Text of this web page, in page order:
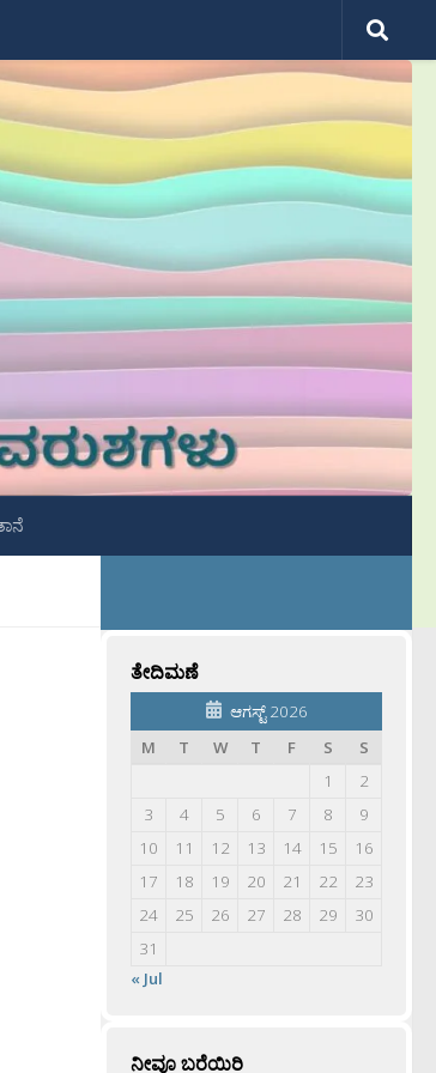
ತೇದಿಮಣೆ
ಆಗಸ್ಟ್ 2026
M
T W T F S
S
1
2
3
4 5 6 7 8
9
10
11 12 13 14 15
16
17
18 19 20 21 22
23
24
25 26 27 28 29
30
31
« Jul
ನೀವೂ ಬರೆಯಿರಿ